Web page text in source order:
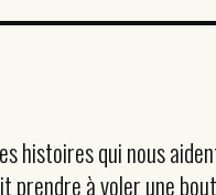
histoires qui nous
prendre à voler une